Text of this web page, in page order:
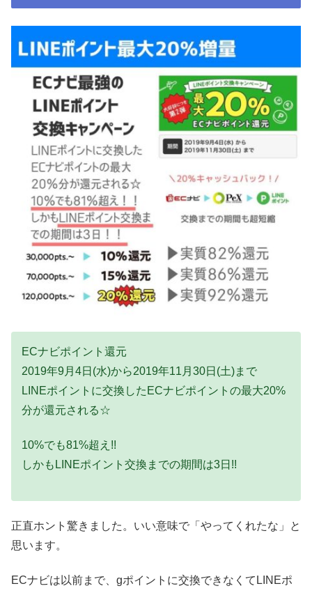
ECナビポイント還元
2019年9月4日(水)から2019年11月30日(土)まで
LINEポイントに交換したECナビポイントの最大20%
分が還元される☆
10%でも81%超え!!
しかもLINEポイント交換までの期間は3日!!
正直ホント驚きました。いい意味で「やってくれたな」と
思います。
ECナビは以前まで、gポイントに交換できなくてLINEポ